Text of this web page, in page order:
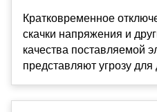
Кратковременное
скачки напряжения и
качества поставляемой
представляют угрозу для